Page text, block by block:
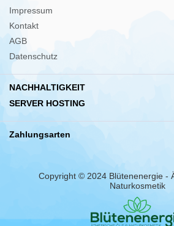
Impressum
Kontakt
AGB
Datenschutz
NACHHALTIGKEIT
SERVER HOSTING
Zahlungsarten
Copyright © 2024 Blütenenergie -
Naturkosmetik